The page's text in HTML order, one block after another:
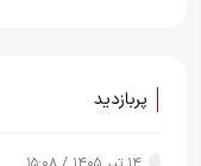
پربازدید